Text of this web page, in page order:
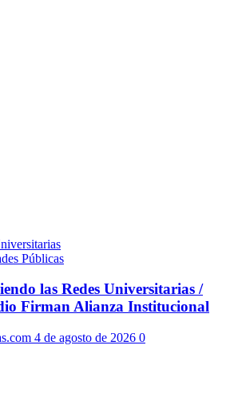
Públicas
las Redes Universitarias /
Firman Alianza Institucional
4 de agosto de 2026 0